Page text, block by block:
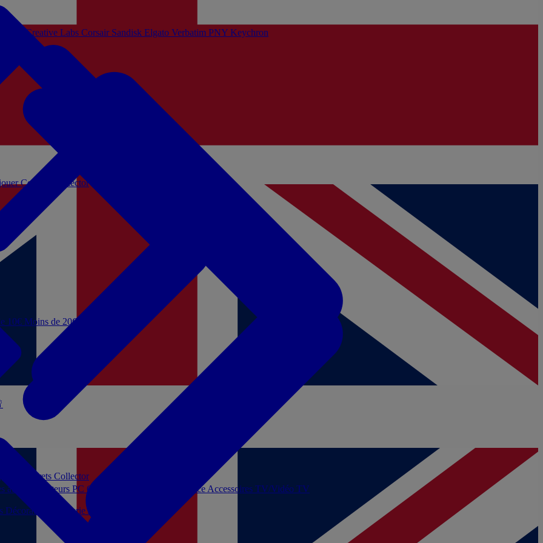
10€ Moins de 20€
Décoration PapeterieJeux de société
Coffrets Collector
Coffrets Collector
audio Moniteurs PC Casques filaires Audio Licence Accessoires TV/Vidéo TV
Creative Labs Corsair Sandisk Elgato Verbatim PNY Keychron